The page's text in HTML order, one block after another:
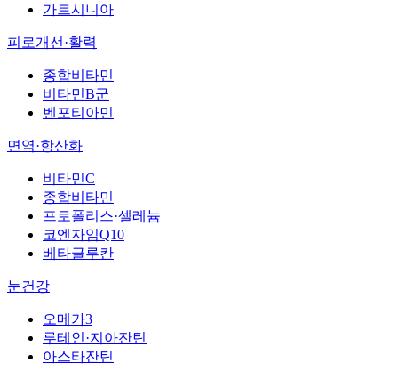
가르시니아
피로개선·활력
종합비타민
비타민B군
벤포티아민
면역·항산화
비타민C
종합비타민
프로폴리스·셀레늄
코엔자임Q10
베타글루칸
눈건강
오메가3
루테인·지아잔틴
아스타잔틴